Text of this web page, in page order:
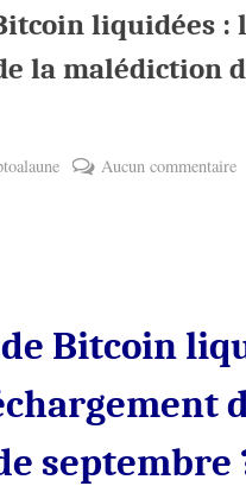
liquidées :
la malédiction
Aucun commentairesur
le
Bitcoin
septembre